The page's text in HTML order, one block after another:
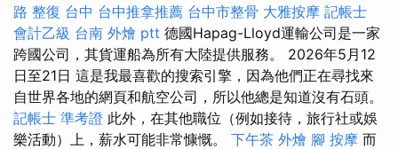
路 整復 台中 台中推拿推薦 台中市整骨 大雅按摩 記帳士
會計乙級 台南 外燴 ptt 德國Hapag-Lloyd運輸公司是一家
跨國公司，其貨運船為所有大陸提供服務。 2026年5月12
日至21日 這是我最喜歡的搜索引擎，因為他們正在尋找來
自世界各地的網頁和航空公司，所以他總是知道沒有石頭。
記帳士 準考證 此外，在其他職位（例如接待，旅行社或娛
樂活動）上，薪水可能非常慷慨。 下午茶 外燴 腳 按摩 而